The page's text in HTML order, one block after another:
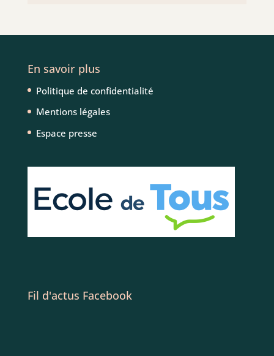
En savoir plus
Politique de confidentialité
Mentions légales
Espace presse
Fil d'actus Facebook